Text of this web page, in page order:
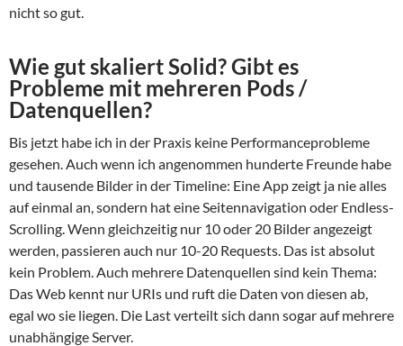
nicht so gut.
Wie gut skaliert Solid? Gibt es
Probleme mit mehreren Pods /
Datenquellen?
Bis jetzt habe ich in der Praxis keine Performanceprobleme
gesehen. Auch wenn ich angenommen hunderte Freunde habe
und tausende Bilder in der Timeline: Eine App zeigt ja nie alles
auf einmal an, sondern hat eine Seitennavigation oder Endless-
Scrolling. Wenn gleichzeitig nur 10 oder 20 Bilder angezeigt
werden, passieren auch nur 10-20 Requests. Das ist absolut
kein Problem. Auch mehrere Datenquellen sind kein Thema:
Das Web kennt nur URIs und ruft die Daten von diesen ab,
egal wo sie liegen. Die Last verteilt sich dann sogar auf mehrere
unabhängige Server.